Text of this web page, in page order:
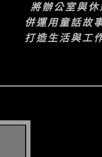
將辦公室與
併運用童話故
打造生活與工